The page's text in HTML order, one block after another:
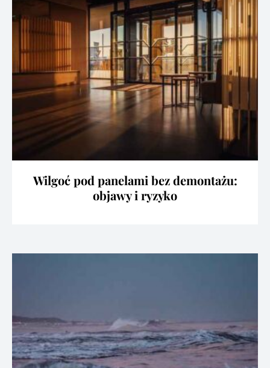
Wilgoć pod panelami bez demontażu:
objawy i ryzyko